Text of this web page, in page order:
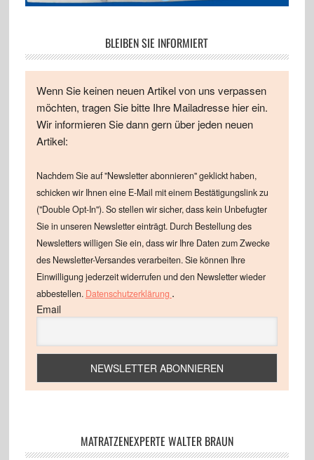
BLEIBEN SIE INFORMIERT
Wenn Sie keinen neuen Artikel von uns verpassen
möchten, tragen Sie bitte Ihre Mailadresse hier ein.
Wir informieren Sie dann gern über jeden neuen
Artikel:
Nachdem Sie auf "Newsletter abonnieren" geklickt haben,
schicken wir Ihnen eine E-Mail mit einem Bestätigungslink zu
("Double Opt-In"). So stellen wir sicher, dass kein Unbefugter
Sie in unseren Newsletter einträgt. Durch Bestellung des
Newsletters willigen Sie ein, dass wir Ihre Daten zum Zwecke
des Newsletter-Versandes verarbeiten. Sie können Ihre
Einwilligung jederzeit widerrufen und den Newsletter wieder
abbestellen. Datenschutzerklärung .
Email
MATRATZENEXPERTE WALTER BRAUN